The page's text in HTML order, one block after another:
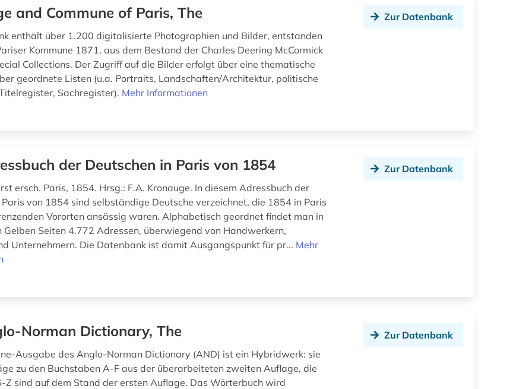
and Commune of Paris, The
enthält über 1.200 digitalisierte Photographien und Bilder, entstanden
Kommune 1871, aus dem Bestand der Charles Deering McCormick
Collections. Der Zugriff auf die Bilder erfolgt über eine thematische
geordnete Listen (u.a. Portraits, Landschaften/Architektur, politische
Sachregister). Mehr Informationen
Zur Datenbank
der Deutschen in Paris von 1854
ersch. Paris, 1854. Hrsg.: F.A. Kronauge. In diesem Adressbuch der
Paris von 1854 sind selbständige Deutsche verzeichnet, die 1854 in Paris
Vororten ansässig waren. Alphabetisch geordnet findet man in
Gelben Seiten 4.772 Adressen, überwiegend von Handwerkern,
Unternehmern. Die Datenbank ist damit Ausgangspunkt für pr... Mehr
Zur Datenbank
Norman Dictionary, The
Ausgabe des Anglo-Norman Dictionary (AND) ist ein Hybridwerk: sie
zu den Buchstaben A-F aus der überarbeiteten zweiten Auflage, die
Z sind auf dem Stand der ersten Auflage. Das Wörterbuch wird
Zur Datenbank